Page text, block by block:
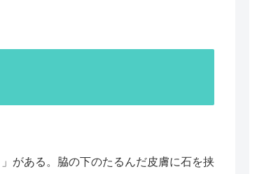
がある。脇の下のたるんだ皮膚に石を挟